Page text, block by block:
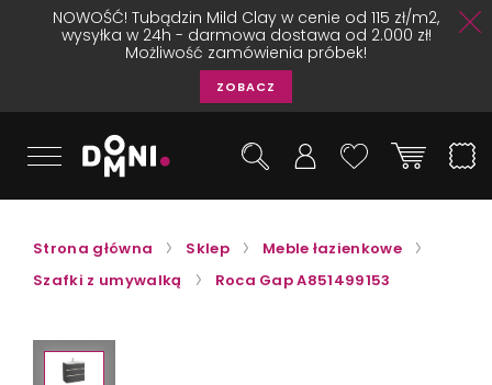
NOWOŚĆ! Tubądzin Mild Clay w cenie od 115 zł/m2,
wysyłka w 24h - darmowa dostawa od 2.000 zł!
Możliwość zamówienia próbek!
ZOBACZ
Strona główna Sklep
Meble łazienkowe
Szafki z umywalką
Roca Gap A851499153